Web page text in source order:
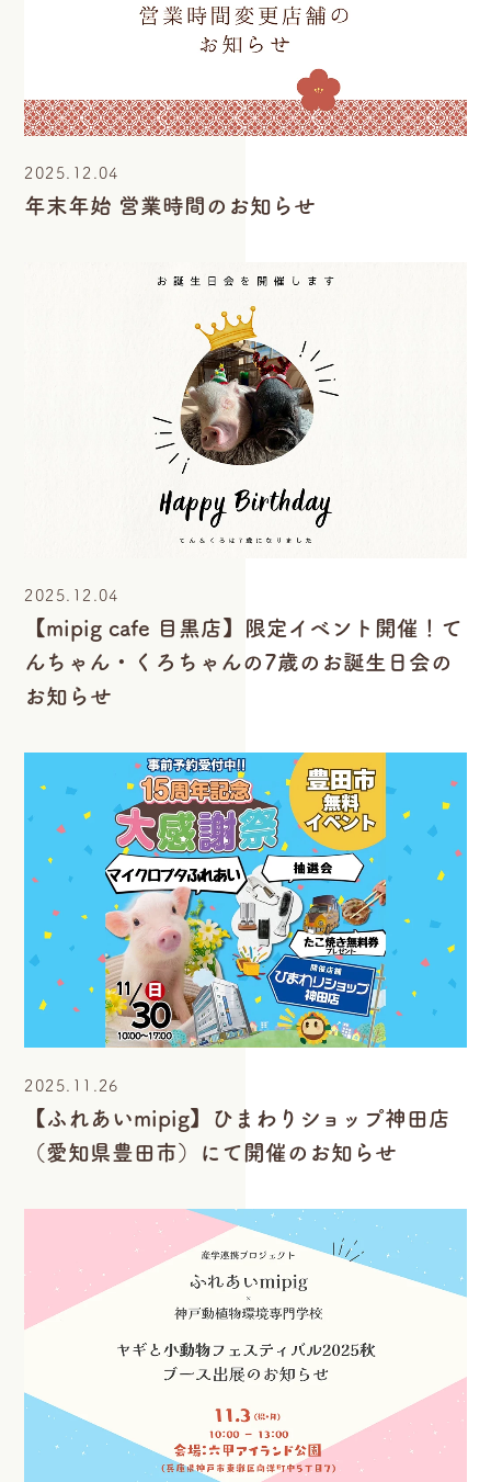
2025.12.04
年末年始 営業時間のお知らせ
2025.12.04
【mipig cafe 目黒店】限定イベント開催！て
んちゃん・くろちゃんの7歳のお誕生日会の
お知らせ
2025.11.26
【ふれあいmipig】ひまわりショップ神田店
（愛知県豊田市）にて開催のお知らせ